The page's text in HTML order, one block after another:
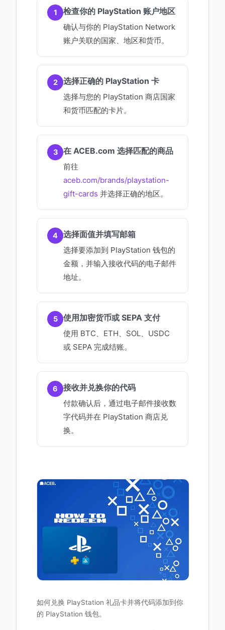
1 检查你的 PlayStation 账户地区
确认与你的 PlayStation Network
账户关联的国家、地区和货币。
2 选择正确的 PlayStation 卡
选择与您的 PlayStation 商店国家
和货币匹配的卡片。
3 在 ACEB.com 选择匹配的商品
前往
aceb.com/brands/playstation-
gift-cards 并选择正确的地区。
4 选择面值并填写邮箱
选择要添加到 PlayStation 钱包的
金额，并输入接收代码的电子邮件
地址。
5 使用加密货币或 SEPA 支付
使用 BTC、ETH、SOL、USDC
或 SEPA 完成结账。
6 接收并兑换你的代码
付款确认后，通过电子邮件接收数
字代码并在 PlayStation 商店兑
换。
如何兑换 PlayStation 礼品卡并将代码添加到你
的 PlayStation 钱包。